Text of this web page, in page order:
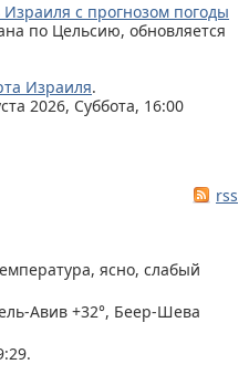
Израиля с прогнозом погоды
по Цельсию, обновляется
Израиля.
2026, Суббота, 16:00
rss
ясно, слабый
Авив +32°, Беер-Шева